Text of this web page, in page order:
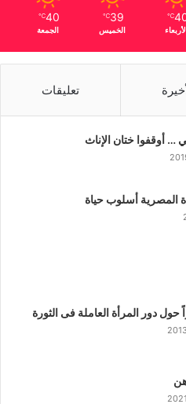
℃
39
℃
الخميس
40
℃
الجمعة
تعليقات
أوقفوا ختان الإناث
المصرية أسلوب حياة
حول دور المرأة العاملة فى الثورة